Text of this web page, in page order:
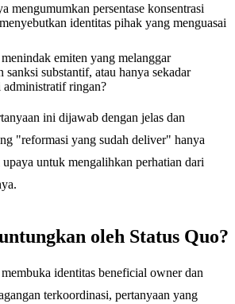
mengumumkan persentase konsentrasi
identitas pihak yang menguasai
emiten yang melanggar
sanksi substantif, atau hanya sekadar
administratif ringan?
ini dijawab dengan jelas dan
"reformasi yang sudah deliver" hanya
upaya untuk mengalihkan perhatian dari
oleh Status Quo?
identitas beneficial owner dan
terkoordinasi, pertanyaan yang